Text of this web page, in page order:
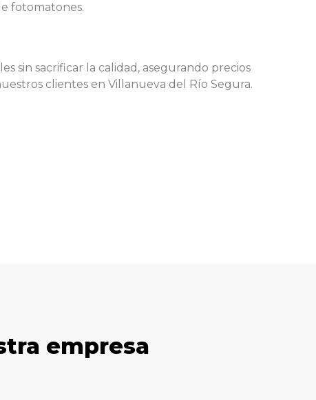
fotomatones.
sin sacrificar la calidad, asegurando precios
clientes en Villanueva del Río Segura.
empresa